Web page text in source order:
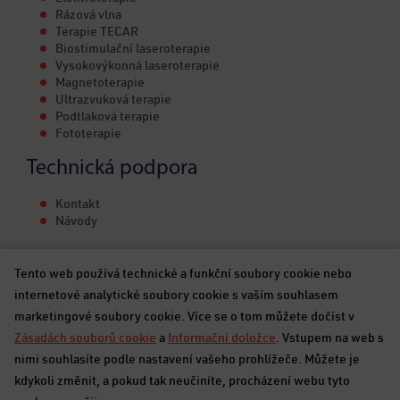
Rázová vlna
Terapie TECAR
Biostimulační laseroterapie
Vysokovýkonná laseroterapie
Magnetoterapie
Ultrazvuková terapie
Podtlaková terapie
Fototerapie
Technická podpora
Kontakt
Návody
Tento web používá technické a funkční soubory cookie nebo
internetové analytické soubory cookie s vaším souhlasem
marketingové soubory cookie. Více se o tom můžete dočíst v
Zásadách souborů cookie a Informační doložce. Vstupem na web s
nimi souhlasíte podle nastavení vašeho prohlížeče. Můžete je
kdykoli změnit, a pokud tak neučiníte, procházení webu tyto